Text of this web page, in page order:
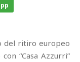
del ritiro europeo
“Casa Azzurri”